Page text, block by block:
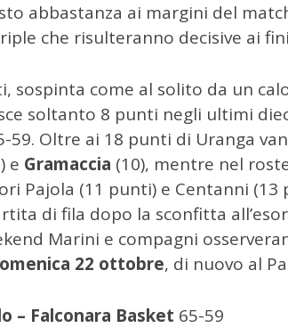
abbastanza ai margini del
che risulteranno decisive ai
sospinta come al solito da un
soltanto 8 punti negli ultimi
59. Oltre ai 18 punti di Uranga
e Gramaccia (10), mentre nel
Pajola (11 punti) e Centanni (13
di fila dopo la sconfitta
Marini e compagni
22 ottobre, di nuovo al
– Falconara Basket 65-59